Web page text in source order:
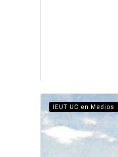
IEUT UC en Medios